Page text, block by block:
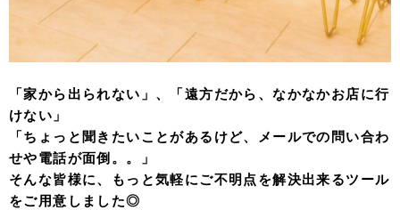
「家から出られない」、「遠方だから、なかなかお店に行
けない」
「ちょっと聞きたいことがあるけど、メールでの問い合わ
せや電話が面倒。。」
そんな皆様に、もっと気軽にご不明点を解決出来るツール
をご用意しました◎